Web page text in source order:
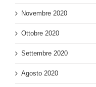
Novembre 2020
Ottobre 2020
Settembre 2020
Agosto 2020